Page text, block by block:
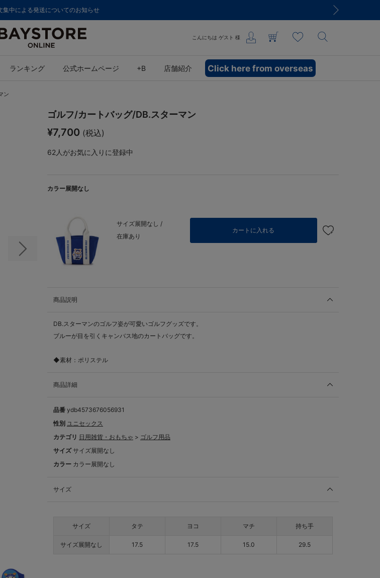
集中による発送についてのお知らせ
こんにちは ゲスト 様
ランキング 公式ホームページ +B 店舗紹介 Click here from overseas
ン
次の画像
ゴルフ/カートバッグ/DB.スターマン
¥7,700 (税込)
62人がお気に入りに登録中
カラー展開なし
サイズ展開なし /
在庫あり
カートに入れる
商品説明
DB.スターマンのゴルフ姿が可愛いゴルフグッズです。
ブルーが目を引くキャンバス地のカートバッグです。
◆素材：ポリステル
商品詳細
品番 ydb4573676056931
性別 ユニセックス
カテゴリ 日用雑貨・おもちゃ > ゴルフ用品
サイズ サイズ展開なし
カラー カラー展開なし
サイズ
サイズ タテ ヨコ マチ 持ち手
サイズ展開なし 17.5 17.5 15.0 29.5